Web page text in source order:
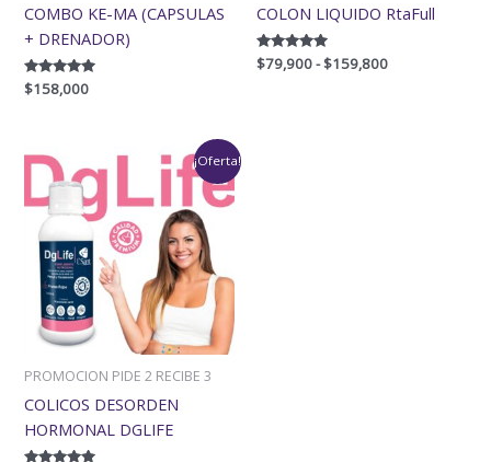
COMBO KE-MA (CAPSULAS
+ DRENADOR)
Valorado
con
$158,000
COLON LIQUIDO RtaFull
Valorado
con
$79,900-$159,800
¡Oferta!
PROMOCION PIDE 2 RECIBE 3
COLICOS DESORDEN
HORMONAL DGLIFE
Rango
de
precios:
desde
$75,900
hasta
$151,800